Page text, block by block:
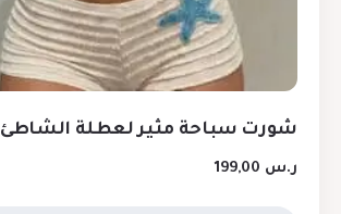
شورت سباحة مثير لعطلة الشاطئ
ر.س